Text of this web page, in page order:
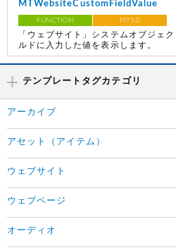
MTWebsiteCustomFieldValue
FUNCTION MT5.0
「ウェブサイト」システムオブジェ
ルドに入力した値を表示します。
テンプレートタグカテゴリ
アーカイブ
アセット（アイテム）
ウェブサイト
ウェブページ
オーディオ